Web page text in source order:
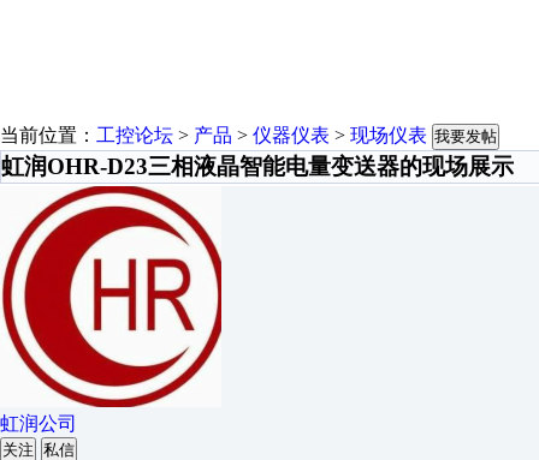
当前位置： 工控论坛 > 产品 > 仪器仪表 > 现场仪表 我要发帖
虹润OHR-D23三相液晶智能电量变送器的现场展示
虹润公司
关注 私信